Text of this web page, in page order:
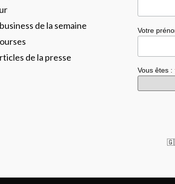
de la semaine
de la presse
Votre
Vous êtes :